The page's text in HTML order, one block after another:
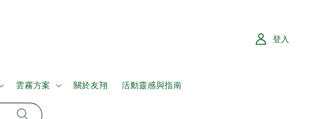
雲霧方案 關於友翔 活動靈感與指南
登入